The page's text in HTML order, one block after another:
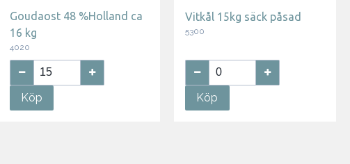
Goudaost 48 %Holland ca
16 kg
4020
Köp
Vitkål 15kg säck påsad
5300
Köp